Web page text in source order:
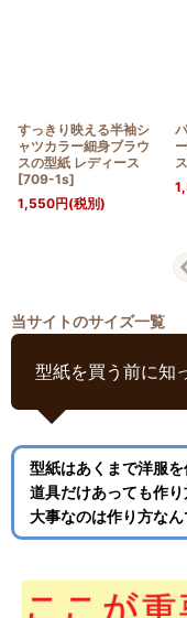
すっきり映える半袖シ
ャツカラー細身ブラウ
スの型紙 レディース
[709-1s]
1,550円(税別)
ス
当サイトのサイズ一覧
型紙を買う前に知
型紙はあくまで洋服を
道具だけあっても作
大事なのは作り方なん